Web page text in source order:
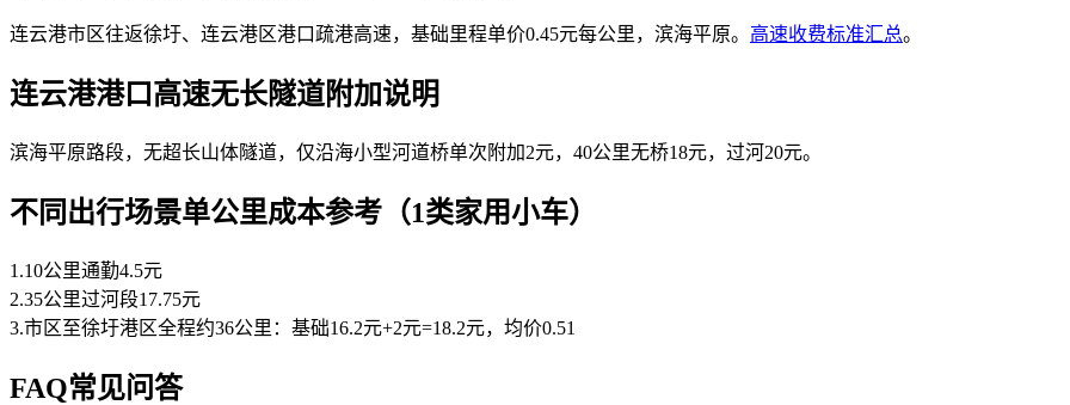
连云港市区往返徐圩、连云港区港口疏港高速，基础里程单价0.45元每公里，滨海平原。 高速收费标准汇总。
连云港港口高速无长隧道附加说明
滨海平原路段，无超长山体隧道，仅沿海小型河道桥单次附加2元，40公里无桥18元，过河20元。
不同出行场景单公里成本参考（1类家用小车）
1.10公里通勤4.5元
2.35公里过河段17.75元
3.市区至徐圩港区全程约36公里：基础16.2元+2元=18.2元，均价0.51
FAQ常见问答